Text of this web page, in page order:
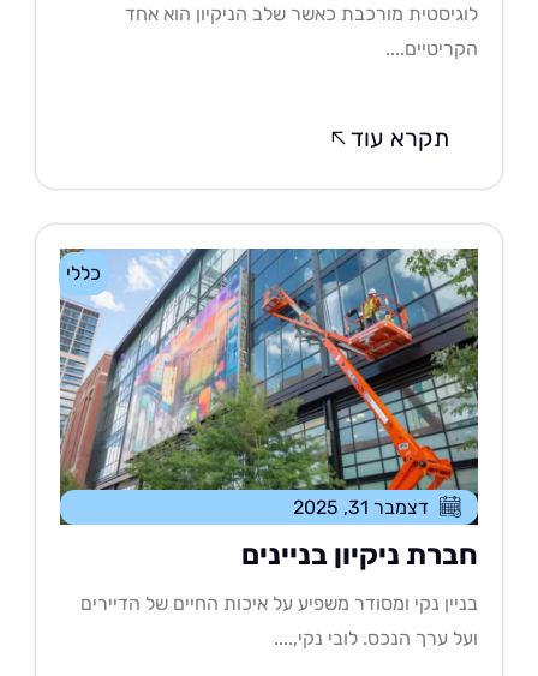
מורכבת כאשר שלב הניקיון הוא אחד
תקרא עוד
כללי
דצמבר 31, 2025
ניקיון בניינים
נקי ומסודר משפיע על איכות החיים של הדיירים
ערך הנכס. לובי נקי,....